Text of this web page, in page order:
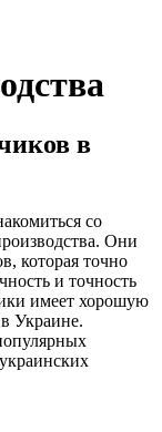
в
со
Они
которая точно
и точность
имеет хорошую
Украине.